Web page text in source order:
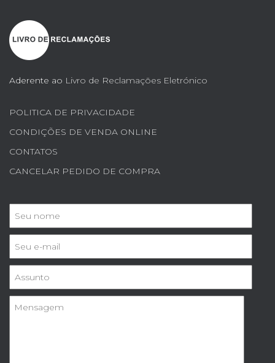
Aderente ao Livro de Reclamações Eletrónico
POLITICA DE PRIVACIDADE
CONDIÇÕES DE VENDA ONLINE
CONTATOS
CANCELAR PEDIDO DE COMPRA